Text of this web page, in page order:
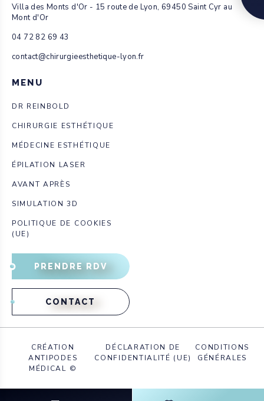
Villa des Monts d'Or - 15 route de Lyon, 69450 Saint Cyr au
Mont d'Or
04 72 82 69 43
contact@chirurgieesthetique-lyon.fr
MENU
DR REINBOLD
CHIRURGIE ESTHÉTIQUE
MÉDECINE ESTHÉTIQUE
ÉPILATION LASER
AVANT APRÈS
SIMULATION 3D
POLITIQUE DE COOKIES
(UE)
PRENDRE RDV
CONTACT
CRÉATION
ANTIPODES
MÉDICAL ©
DÉCLARATION DE
CONFIDENTIALITÉ (UE)
CONDITIONS
GÉNÉRALES